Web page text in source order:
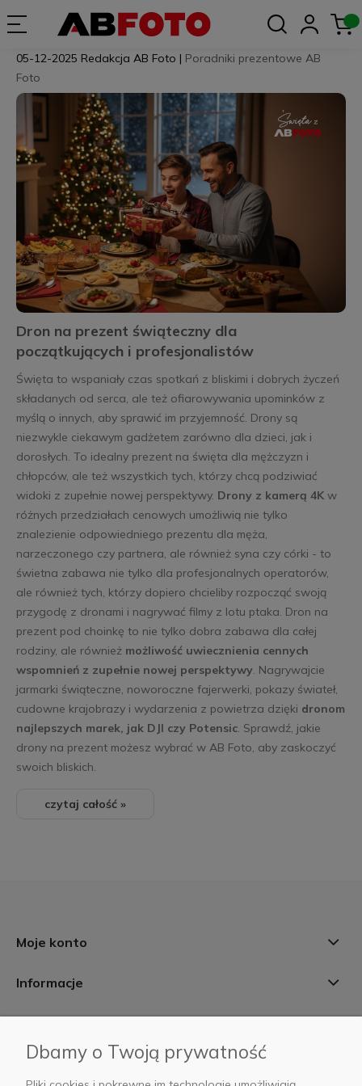
Dron na prezent świąteczny dla
początkujących i profesjonalistów
05-12-2025 Redakcja AB Foto | Poradniki prezentowe AB
Foto
Święta to wspaniały czas spotkań z bliskimi i dobrych życzeń
składanych od serca, ale też ofiarowywania upominków z
myślą o innych, aby sprawić im przyjemność. Drony są
niezwykle ciekawym gadżetem zarówno dla dzieci, jak i
dorosłych. To idealny prezent na święta dla mężczyzn i
chłopców, ale też wszystkich tych, którzy chcą podziwiać
widoki z zupełnie nowej perspektywy. Drony z kamerą 4Kw
różnych przedziałach cenowych umożliwią nie tylko
znalezienie odpowiedniego prezentu dla męża,
narzeczonego czy partnera, ale również syna czy córki - to
świetna zabawa nie tylko dla profesjonalnych operatorów,
ale również tych, którzy dopiero chcieliby rozpocząć swoją
przygodę z dronami i nagrywać filmy z lotu ptaka. Dron na
prezent pod choinkę to nie tylko dobra zabawa dla całej
rodziny, ale również możliwość uwiecznienia cennych
wspomnień z zupełnie nowej perspektywy. Nagrywajcie
jarmarki świąteczne, noworoczne fajerwerki, pokazy świateł,
cudowne krajobrazy i wydarzenia z powietrza dzięki dronom
najlepszych marek, jak DJI czy Potensic. Sprawdź, jakie
drony na prezent możesz wybrać w AB Foto, aby zaskoczyć
swoich bliskich.
czytaj całość »
Moje konto
Informacje
AB Foto
Dbamy o Twoją prywatność